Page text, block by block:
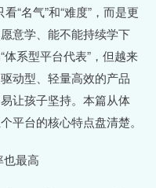
“名气”和“难度”，而是更
意学、能不能持续学下
系型平台代表”，但越来
动型、轻量高效的产品
让孩子坚持。本篇从体
平台的核心特点盘清楚。
最高